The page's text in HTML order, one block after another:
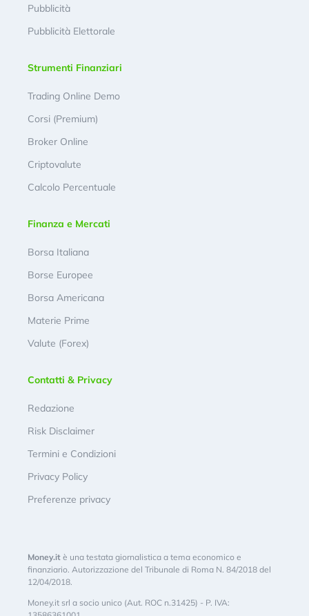
Pubblicità
Pubblicità Elettorale
Strumenti Finanziari
Trading Online Demo
Corsi (Premium)
Broker Online
Criptovalute
Calcolo Percentuale
Finanza e Mercati
Borsa Italiana
Borse Europee
Borsa Americana
Materie Prime
Valute (Forex)
Contatti & Privacy
Redazione
Risk Disclaimer
Termini e Condizioni
Privacy Policy
Preferenze privacy
Money.it è una testata giornalistica a tema economico e
finanziario. Autorizzazione del Tribunale di Roma N. 84/2018 del
12/04/2018.
Money.it srl a socio unico (Aut. ROC n.31425) - P. IVA: